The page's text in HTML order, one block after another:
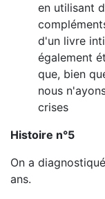
en utilisant
d'un livre
également
que, bien
nous
crises
Histoire n°5
On a
ans.